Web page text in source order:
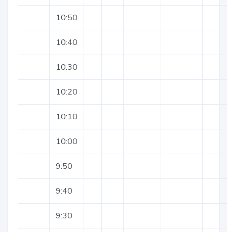
10:50
10:40
10:30
10:20
10:10
10:00
9:50
9:40
9:30